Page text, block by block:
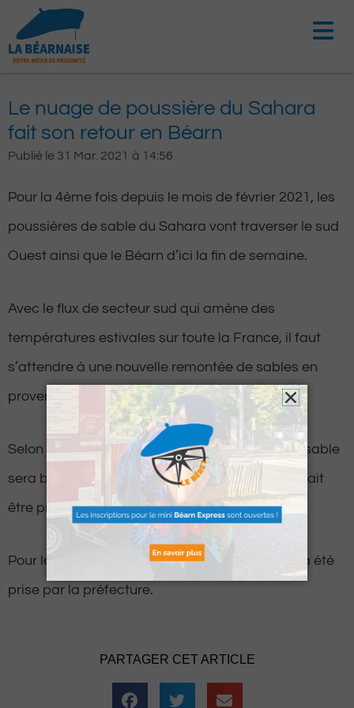
contenu
Le nuage de poussière du Sahara
fait son retour en Béarn
Publié le 31 Mar. 2021 à 14:56
Pour la 4ème fois depuis le mois de février 2021, les
poussières de sable du Sahara vont traverser le sud
Ouest ainsi que le Béarn d’ici la fin de semaine.
Avec le flux de secteur sud qui amène des
températures estivales sur toute la France, il faut
s’attendre à une nouvelle remontée de sables en
provenance du Sahara.
Selon les observateurs de Météo Pyrénées, ce sable
sera bien visible à l’Ouest des Pyrénées et devrait
être présent jusqu’à vendredi soir.
Pour le moment, aucune alerte à la pollution n’a été
prise par la préfecture.
PARTAGER CET ARTICLE